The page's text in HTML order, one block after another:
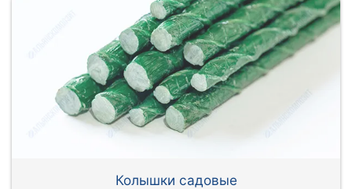
Колышки садовые